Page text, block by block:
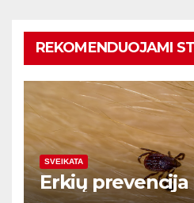
REKOMENDUOJAMI
SVEIKATA
Erkių